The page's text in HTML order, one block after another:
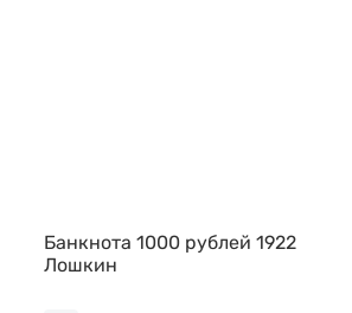
Банкнота 1000 рублей 1922
Лошкин